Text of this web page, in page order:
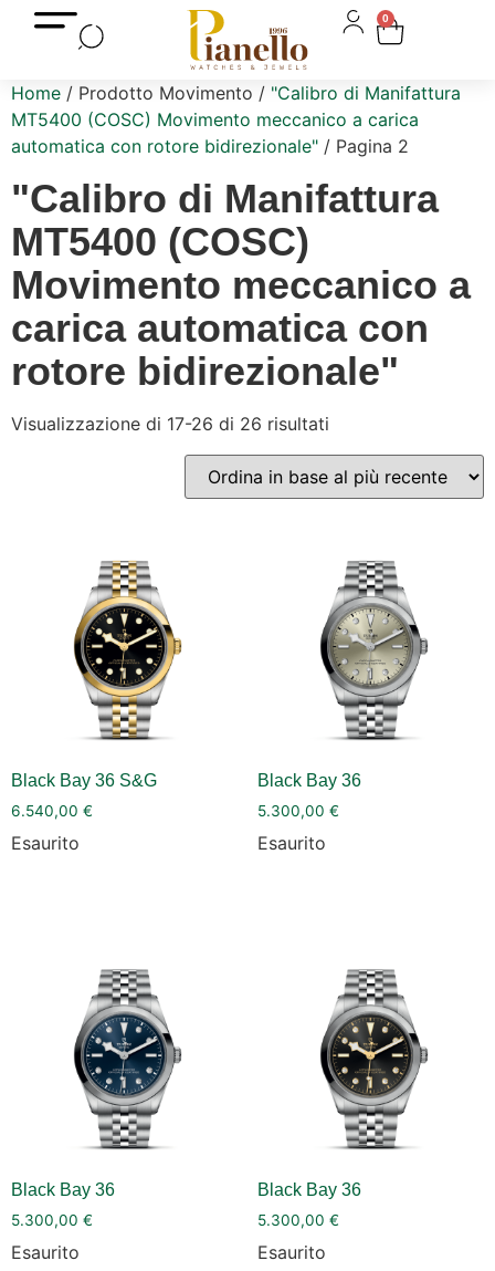
0
Home / Prodotto Movimento / "Calibro di Manifattura
MT5400 (COSC) Movimento meccanico a carica
automatica con rotore bidirezionale" / Pagina 2
"Calibro di Manifattura
MT5400 (COSC)
Movimento meccanico a
carica automatica con
rotore bidirezionale"
Visualizzazione di 17-26 di 26 risultati
Black Bay 36 S&G
6.540,00 €
Esaurito
Black Bay 36
5.300,00 €
Esaurito
Black Bay 36
5.300,00 €
Esaurito
Black Bay 36
5.300,00 €
Esaurito